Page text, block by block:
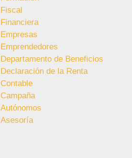
Fiscal
Financiera
Empresas
Emprendedores
Departamento de Beneficios
Declaración de la Renta
Contable
Campaña
Autónomos
Asesoría